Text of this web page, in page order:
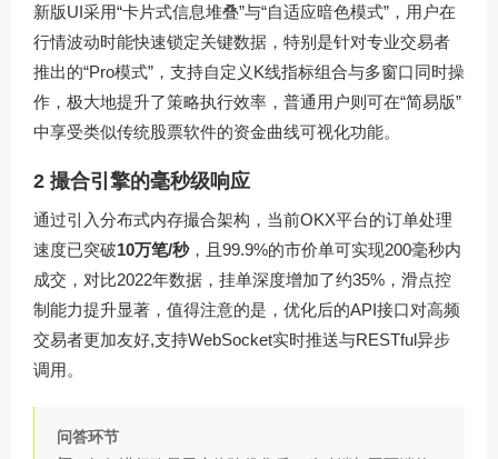
新版UI采用“卡片式信息堆叠”与“自适应暗色模式”，用户在
行情波动时能快速锁定关键数据，特别是针对专业交易者
推出的“Pro模式”，支持自定义K线指标组合与多窗口同时操
作，极大地提升了策略执行效率，普通用户则可在“简易版”
中享受类似传统股票软件的资金曲线可视化功能。
2 撮合引擎的毫秒级响应
通过引入分布式内存撮合架构，当前OKX平台的订单处理
速度已突破10万笔/秒，且99.9%的市价单可实现200毫秒内
成交，对比2022年数据，挂单深度增加了约35%，滑点控
制能力提升显著，值得注意的是，优化后的API接口对高频
交易者更加友好,支持WebSocket实时推送与RESTful异步
调用。
问答环节